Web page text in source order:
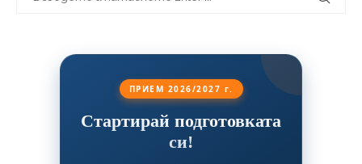
ПРИЕМ 2026/2027 г.
Стартирай подготовката
си!